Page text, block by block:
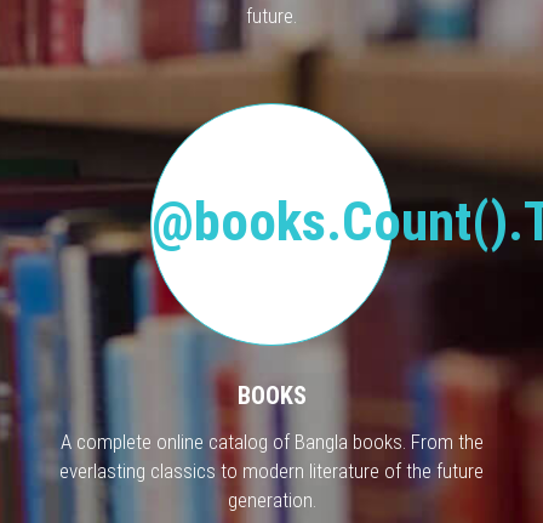
future.
BOOKS
A complete online catalog of Bangla books. From the
everlasting classics to modern literature of the future
generation.